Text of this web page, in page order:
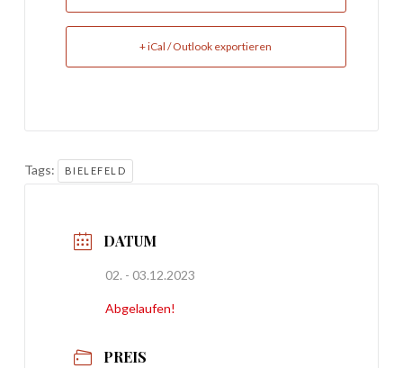
+ iCal / Outlook exportieren
Tags: BIELEFELD
DATUM
02. - 03.12.2023
Abgelaufen!
PREIS